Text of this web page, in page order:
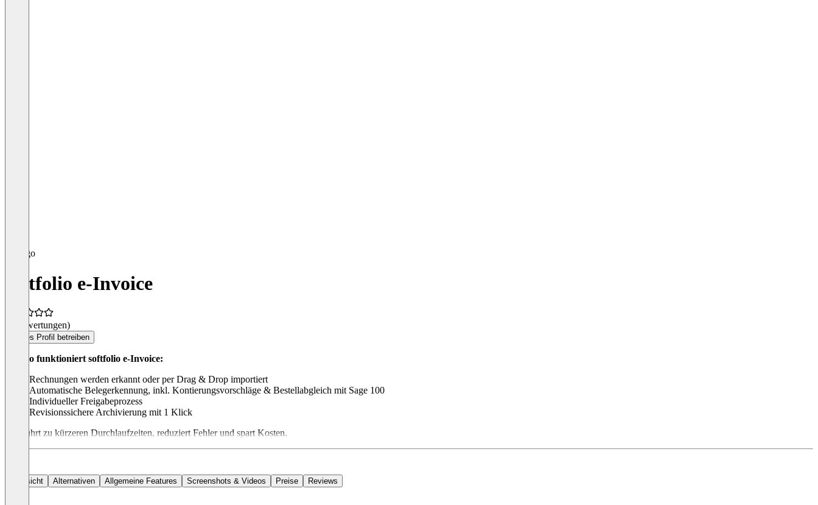
softfolio e-Invoice
(0 Bewertungen)
Dieses Profil betreiben
Und so funktioniert softfolio e-Invoice:
Rechnungen werden erkannt oder per Drag & Drop importiert
Automatische Belegerkennung, inkl. Kontierungsvorschläge & Bestellabgleich mit Sage 100
Individueller Freigabeprozess
Revisionssichere Archivierung mit 1 Klick
Das führt zu kürzeren Durchlaufzeiten, reduziert Fehler und spart Kosten.
Übersicht Alternativen Allgemeine Features Screenshots & Videos Preise Reviews